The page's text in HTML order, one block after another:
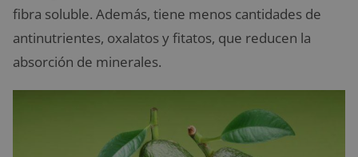
fibra soluble. Además, tiene menos cantidades de
antinutrientes, oxalatos y fitatos, que reducen la
absorción de minerales.